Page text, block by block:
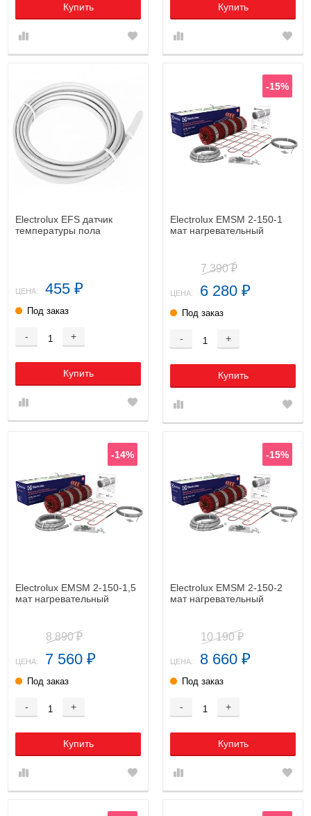
Купить Купить
Electrolux EFS датчик
температуры пола
ЦЕНА: 455 ₽
Под заказ
- +
Купить
-15%
Electrolux EMSM 2-150-1
мат нагревательный
7 390₽
ЦЕНА: 6 280 ₽
Под заказ
- +
Купить
-14%
Electrolux EMSM 2-150-1,5
мат нагревательный
8 890₽
ЦЕНА: 7 560 ₽
Под заказ
- +
Купить
-15%
Electrolux EMSM 2-150-2
мат нагревательный
10 190 ₽
ЦЕНА: 8 660 ₽
Под заказ
- +
Купить